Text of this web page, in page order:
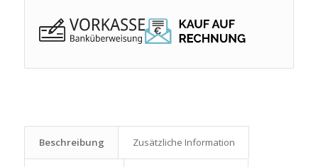
Beschreibung Zusätzliche Information